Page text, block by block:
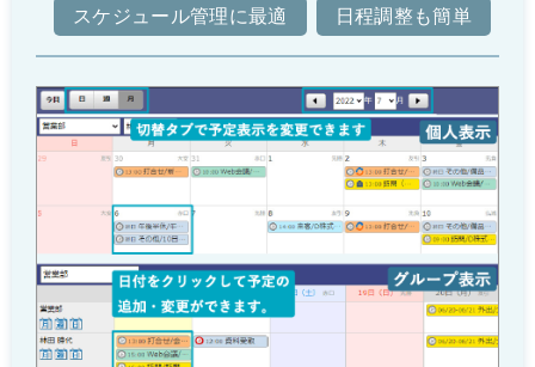
スケジュール管理に最適 日程調整も簡単